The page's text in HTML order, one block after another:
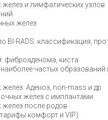
и лимфатических узлов
желез
BI-RADS: классификация,
фиброаденома, киста
частых
Аденоз, non-mass и др.
желез с имплантами
после родов
комфорт и VIP)